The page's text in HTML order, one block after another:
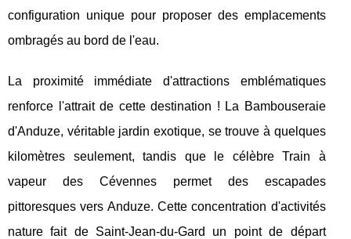
configuration unique pour proposer des emplacements
ombragés au bord de l'eau.
La proximité immédiate d'attractions emblématiques
renforce l'attrait de cette destination ! La Bambouseraie
d'Anduze, véritable jardin exotique, se trouve à quelques
kilomètres seulement, tandis que le célèbre Train à
vapeur des Cévennes permet des escapades
pittoresques vers Anduze. Cette concentration d'activités
nature fait de Saint-Jean-du-Gard un point de départ